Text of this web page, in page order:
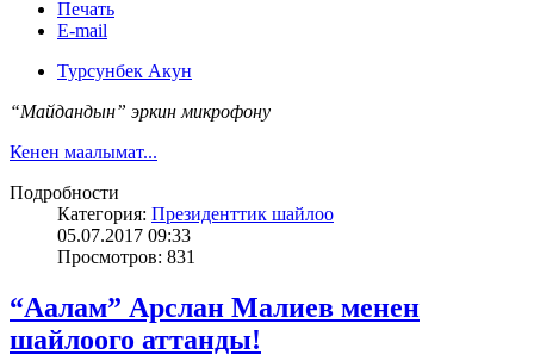
Печать
E-mail
Турсунбек Акун
“Майдандын” эркин микрофону
Кенен маалымат...
Подробности
Категория: Президенттик шайлоо
05.07.2017 09:33
Просмотров: 831
“Аалам” Арслан Малиев менен
шайлоого аттанды!